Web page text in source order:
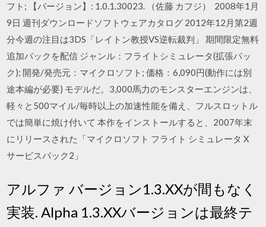
フト; 【バージョン】: 1.0.1.30023. （佐藤 カフジ） 2008年1月
9日 週刊ダウンロードソフトウェアカタログ 2012年12月第2週
分今週の注目は3DS「レイトン教授VS逆転裁判」 期間限定無料
追加パックを配信 ジャンル：フライトシミュレータ(拡張パッ
ク); 開発/発売元：マイクロソフト; 価格：6,090円(動作には別
途本編が必要) モデルだ。3,000馬力のモンスターエンジンは、
軽々と500マイル/毎時以上の加速性能を備え、フルスロットル
では簡単に焼け付いて 本作をインストールすると、2007年末
にリリースされた「マイクロソフト フライト シミュレータ X
サービスパック2」
アルファ バージョン1.3.XXが間もなく
実装. Alpha 1.3.XXバージョンは最終テ